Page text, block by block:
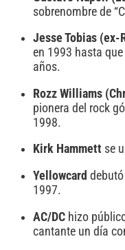
sobrenombre de
Jesse Tobias (ex-
en 1993 hasta
años.
Rozz Williams
pionera del rock
1998.
Kirk Hammett se
Yellowcard
1997.
AC/DC hizo
cantante un día